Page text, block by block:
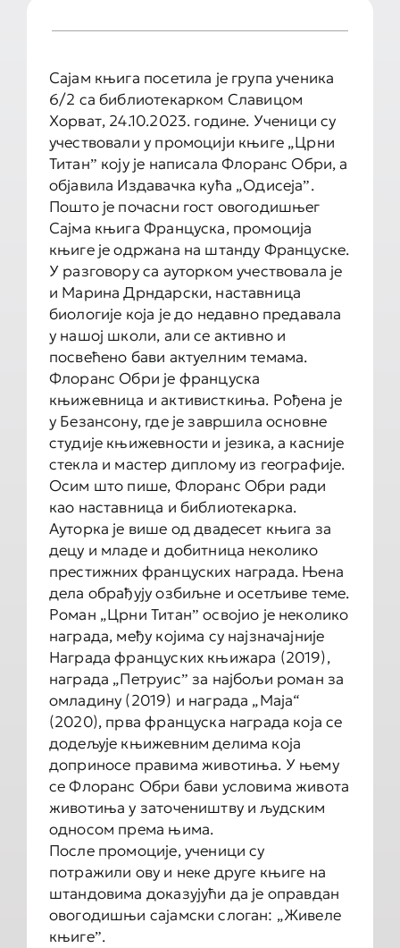
Сајам књига посетила је група ученика
6/2 са библиотекарком Славицом
Хорват, 24.10.2023. године. Ученици су
учествовали у промоцији књиге „Црни
Титанˮ коју је написала Флоранс Обри, а
објавила Издавачка кућа „Одисејаˮ.
Пошто је почасни гост овогодишњег
Сајма књига Француска, промоција
књиге је одржана на штанду Француске.
У разговору са ауторком учествовала је
и Марина Дрндарски, наставница
биологије која је до недавно предавала
у нашој школи, али се активно и
посвећено бави актуелним темама.
Флоранс Обри је француска
књижевница и активисткиња. Рођена је
у Безансону, где је завршила основне
студије књижевности и језика, а касније
стекла и мастер диплому из географије.
Осим што пише, Флоранс Обри ради
као наставница и библиотекарка.
Ауторка је више од двадесет књига за
децу и младе и добитница неколико
престижних француских награда. Њена
дела обрађују озбиљне и осетљиве теме.
Роман „Црни Титанˮ освојио је неколико
награда, међу којима су најзначајније
Награда француских књижара (2019),
награда „Петруисˮ за најбољи роман за
омладину (2019) и награда „Маја“
(2020), прва француска награда која се
додељује књижевним делима која
доприносе правима животиња. У њему
се Флоранс Обри бави условима живота
животиња у заточеништву и људским
односом према њима.
После промоције, ученици су
потражили ову и неке друге књиге на
штандовима доказујући да је оправдан
овогодишњи сајамски слоган: „Живеле
књигеˮ.